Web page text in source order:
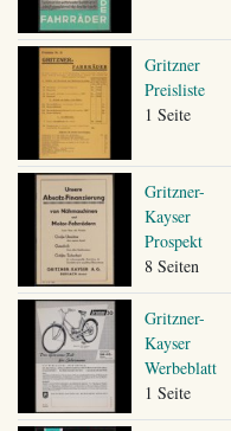
Gritzner
Preisliste
1 Seite
Gritzner-
Kayser
Prospekt
8 Seiten
Gritzner-
Kayser
Werbeblatt
1 Seite